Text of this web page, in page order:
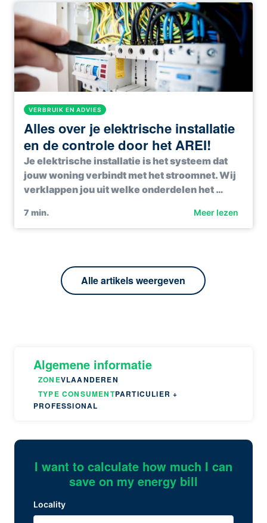
VERBRUIK EN ADVIES
Alles over je elektrische installatie
en de controle door het AREI!
Je elektrische installatie is het systeem dat
jouw woning verbindt met het stroomnet. Wij
verklappen jou uit welke onderdelen het …
7 min. Meer lezen
Alle artikels weergeven
Algemene informatie
ZONEVLAANDEREN
TYPE CONSUMENTPARTICULIER +
PROFESSIONAL
I want to calculate how much I can
save on my energy bill
Locality